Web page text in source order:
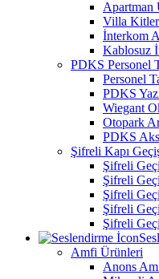
Apartman
Villa
İnterkom
Kablosuz
PDKS Personel
Personel
PDKS
Wiegant
Otopark
PDKS
Şifreli Kapı
Şifreli
Şifreli
Şifreli
Şifreli
Şifreli
Amfi Ürünleri
Anons